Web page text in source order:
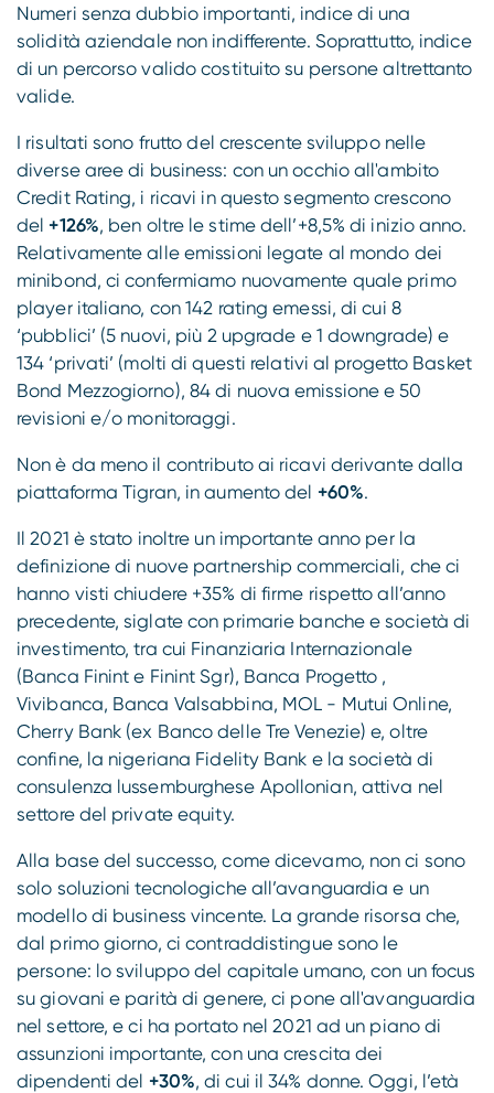
Numeri senza dubbio importanti, indice di una
solidità aziendale non indifferente. Soprattutto, indice
di un percorso valido costituito su persone altrettanto
valide.
I risultati sono frutto del crescente sviluppo nelle
diverse aree di business: con un occhio all'ambito
Credit Rating, i ricavi in questo segmento crescono
del +126%, ben oltre le stime dell’+8,5% di inizio anno.
Relativamente alle emissioni legate al mondo dei
minibond, ci confermiamo nuovamente quale primo
player italiano, con 142 rating emessi, di cui 8
‘pubblici’ (5 nuovi, più 2 upgrade e 1 downgrade) e
134 ‘privati’ (molti di questi relativi al progetto Basket
Bond Mezzogiorno), 84 di nuova emissione e 50
revisioni e/o monitoraggi.
Non è da meno il contributo ai ricavi derivante dalla
piattaforma Tigran, in aumento del +60%.
Il 2021 è stato inoltre un importante anno per la
definizione di nuove partnership commerciali, che ci
hanno visti chiudere +35% di firme rispetto all’anno
precedente, siglate con primarie banche e società di
investimento, tra cui Finanziaria Internazionale
(Banca Finint e Finint Sgr), Banca Progetto ,
Vivibanca, Banca Valsabbina, MOL - Mutui Online,
Cherry Bank (ex Banco delle Tre Venezie) e, oltre
confine, la nigeriana Fidelity Bank e la società di
consulenza lussemburghese Apollonian, attiva nel
settore del private equity.
Alla base del successo, come dicevamo, non ci sono
solo soluzioni tecnologiche all’avanguardia e un
modello di business vincente. La grande risorsa che,
dal primo giorno, ci contraddistingue sono le
persone: lo sviluppo del capitale umano, con un focus
su giovani e parità di genere, ci pone all'avanguardia
nel settore, e ci ha portato nel 2021 ad un piano di
assunzioni importante, con una crescita dei
dipendenti del +30%, di cui il 34% donne. Oggi, l’età